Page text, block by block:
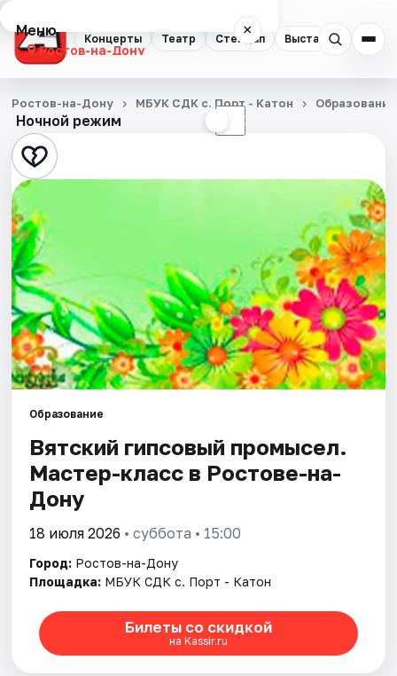
Концерты Театр Стендап Выставки
Меню ×
Ростов-на-Дону
Концерты
Театр
Стендап
Выставки
Квесты
Экскурсии
Спорт
События
Города
Площадки
Артисты
Рейтинги
Ночной режим ☾
Ростов-на-Дону МБУК СДК с. Порт - Катон Образование
Образование
Вятский гипсовый промысел.
Мастер-класс в Ростове-на-
Дону
18 июля 2026 • суббота • 15:00
Город: Ростов-на-Дону
Площадка: МБУК СДК с. Порт - Катон
Билеты со скидкой
на Kassir.ru